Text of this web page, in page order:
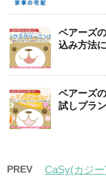
ベアーズ
込み方法
ベアーズ
試しプラ
PREV CaSy(カジ